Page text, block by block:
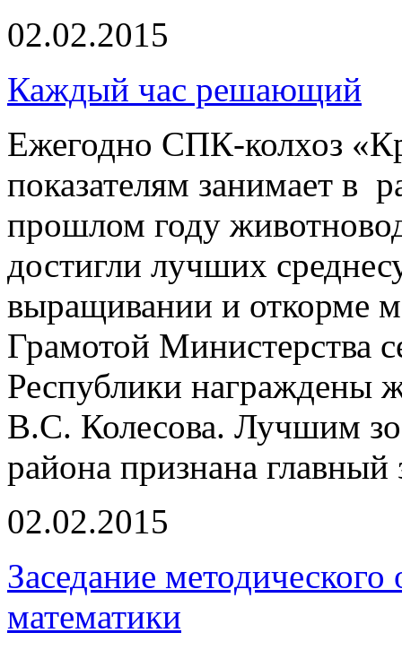
02.02.2015
Каждый час решающий
Ежегодно СПК-колхоз
показателям занимает в
прошлом году
достигли лучших
выращивании и откорме
Грамотой Министерства
Республики награждены
В.С. Колесова. Лучшим
района признана
02.02.2015
Заседание
математики